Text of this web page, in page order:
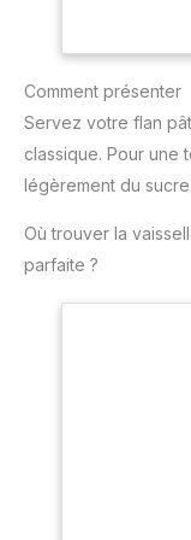
Comment présenter
Servez votre flan
classique. Pour une
légèrement du
Où trouver la
parfaite ?